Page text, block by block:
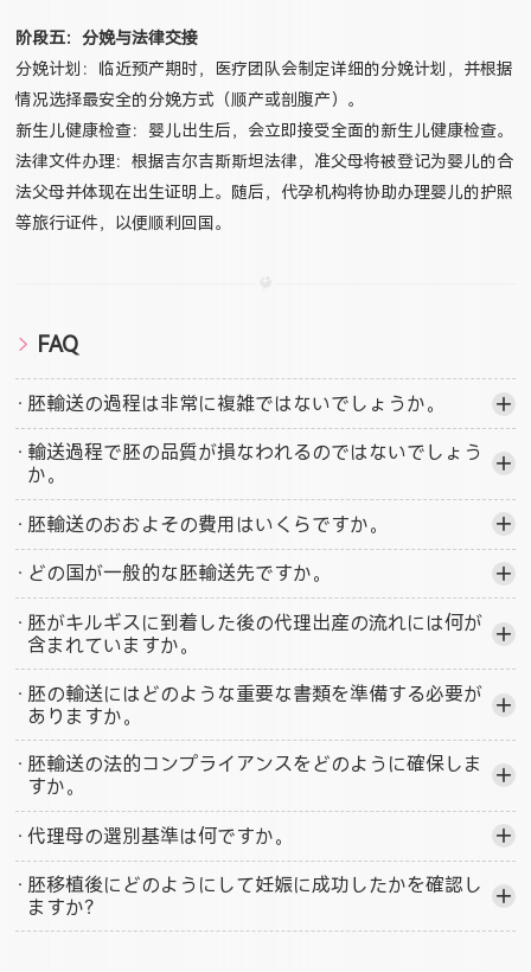
阶段五：分娩与法律交接
分娩计划：临近预产期时，医疗团队会制定详细的分娩计划，并根据
情况选择最安全的分娩方式（顺产或剖腹产）。
新生儿健康检查：婴儿出生后，会立即接受全面的新生儿健康检查。
法律文件办理：根据吉尔吉斯斯坦法律，准父母将被登记为婴儿的合
法父母并体现在出生证明上。随后，代孕机构将协助办理婴儿的护照
等旅行证件，以便顺利回国。
FAQ
· 胚輸送の過程は非常に複雑ではないでしょうか。
· 輸送過程で胚の品質が損なわれるのではないでしょう
か。
· 胚輸送のおおよその費用はいくらですか。
· どの国が一般的な胚輸送先ですか。
· 胚がキルギスに到着した後の代理出産の流れには何が
含まれていますか。
· 胚の輸送にはどのような重要な書類を準備する必要が
ありますか。
· 胚輸送の法的コンプライアンスをどのように確保しま
すか。
· 代理母の選別基準は何ですか。
· 胚移植後にどのようにして妊娠に成功したかを確認し
ますか？